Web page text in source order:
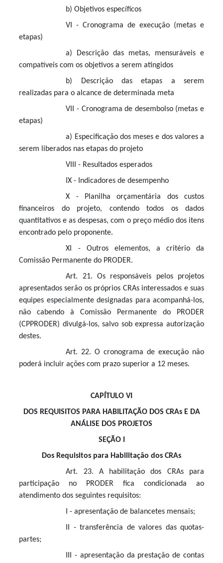
b) Objetivos específicos
VI - Cronograma de execução (metas e
etapas)
a) Descrição das metas, mensuráveis e
compatíveis com os objetivos a serem atingidos
b) Descrição das etapas a serem
realizadas para o alcance de determinada meta
VII - Cronograma de desembolso (metas e
etapas)
a) Especificação dos meses e dos valores a
serem liberados nas etapas do projeto
VIII - Resultados esperados
IX - Indicadores de desempenho
X - Planilha orçamentária dos custos
financeiros do projeto, contendo todos os dados
quantitativos e as despesas, com o preço médio dos itens
encontrado pelo proponente.
XI - Outros elementos, a critério da
Comissão Permanente do PRODER.
Art. 21. Os responsáveis pelos projetos
apresentados serão os próprios CRAs interessados e suas
equipes especialmente designadas para acompanhá-los,
não cabendo à Comissão Permanente do PRODER
(CPPRODER) divulgá-los, salvo sob expressa autorização
destes.
Art. 22. O cronograma de execução não
poderá incluir ações com prazo superior a 12 meses.
CAPÍTULO VI
DOS REQUISITOS PARA HABILITAÇÃO DOS CRAs E DA
ANÁLISE DOS PROJETOS
SEÇÃO I
Dos Requisitos para Habilitação dos CRAs
Art. 23. A habilitação dos CRAs para
participação no PRODER fica condicionada ao
atendimento dos seguintes requisitos:
I - apresentação de balancetes mensais;
II - transferência de valores das quotas-
partes;
III - apresentação da prestação de contas